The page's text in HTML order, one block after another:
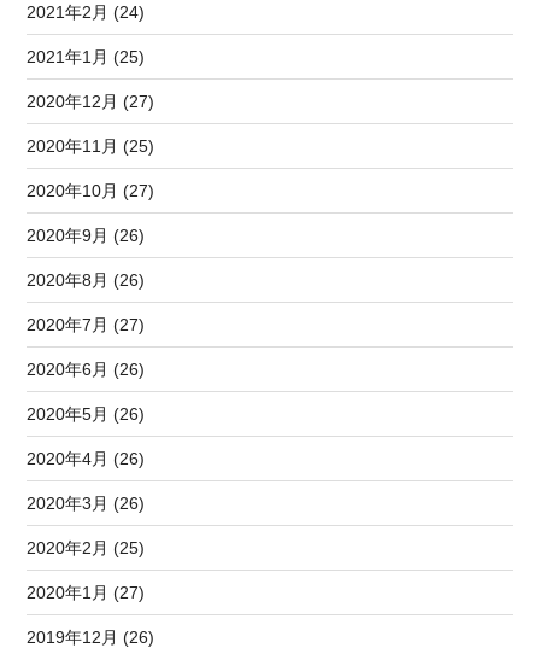
2021年2月 (24)
2021年1月 (25)
2020年12月 (27)
2020年11月 (25)
2020年10月 (27)
2020年9月 (26)
2020年8月 (26)
2020年7月 (27)
2020年6月 (26)
2020年5月 (26)
2020年4月 (26)
2020年3月 (26)
2020年2月 (25)
2020年1月 (27)
2019年12月 (26)